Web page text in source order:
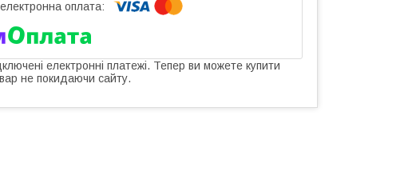
електронні платежі. Тепер ви можете купити
не покидаючи сайту.